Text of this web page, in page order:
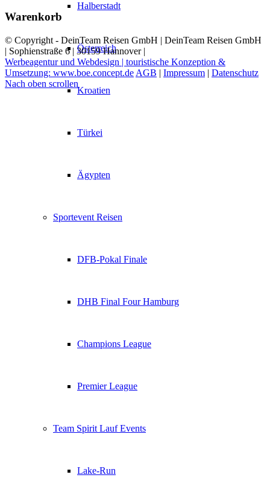
Halberstadt
Österreich
Kroatien
Türkei
Ägypten
Sportevent Reisen
DFB-Pokal Finale
DHB Final Four Hamburg
Champions League
Premier League
Team Spirit Lauf Events
Lake-Run
Warenkorb
© Copyright - DeinTeam Reisen GmbH | DeinTeam Reisen GmbH
| Sophienstraße 6 | 30159 Hannover |
Werbeagentur und Webdesign | touristische Konzeption &
Umsetzung: www.boe.concept.de AGB | Impressum | Datenschutz
Nach oben scrollen